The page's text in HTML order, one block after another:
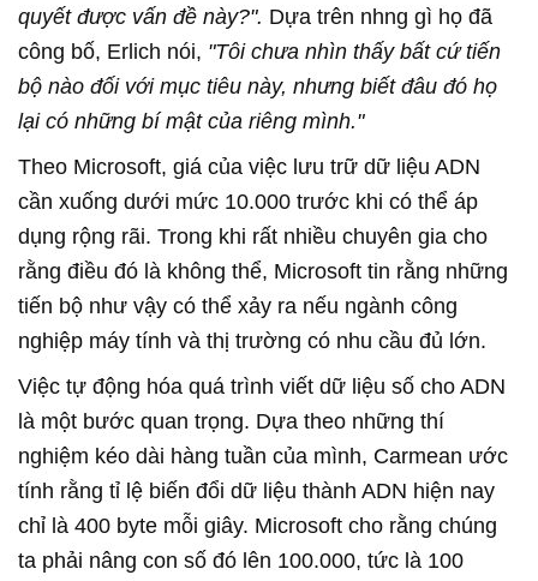
quyết được vấn đề này?". Dựa trên nhng gì họ đã
công bố, Erlich nói, "Tôi chưa nhìn thấy bất cứ tiến
bộ nào đối với mục tiêu này, nhưng biết đâu đó họ
lại có những bí mật của riêng mình."
Theo Microsoft, giá của việc lưu trữ dữ liệu ADN
cần xuống dưới mức 10.000 trước khi có thể áp
dụng rộng rãi. Trong khi rất nhiều chuyên gia cho
rằng điều đó là không thể, Microsoft tin rằng những
tiến bộ như vậy có thể xảy ra nếu ngành công
nghiệp máy tính và thị trường có nhu cầu đủ lớn.
Việc tự động hóa quá trình viết dữ liệu số cho ADN
là một bước quan trọng. Dựa theo những thí
nghiệm kéo dài hàng tuần của mình, Carmean ước
tính rằng tỉ lệ biến đổi dữ liệu thành ADN hiện nay
chỉ là 400 byte mỗi giây. Microsoft cho rằng chúng
ta phải nâng con số đó lên 100.000, tức là 100